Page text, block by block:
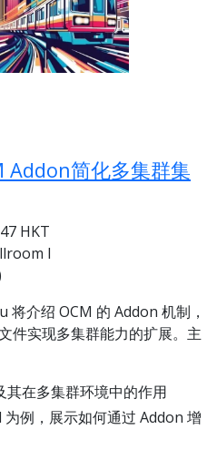
Addon简化多集群集
HKT
I
将介绍 OCM 的 Addon 机制，
件实现多集群能力的扩展。主
在多集群环境中的作用
例，展示如何通过 Addon 增